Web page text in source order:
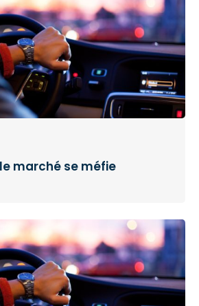
marché se méfie